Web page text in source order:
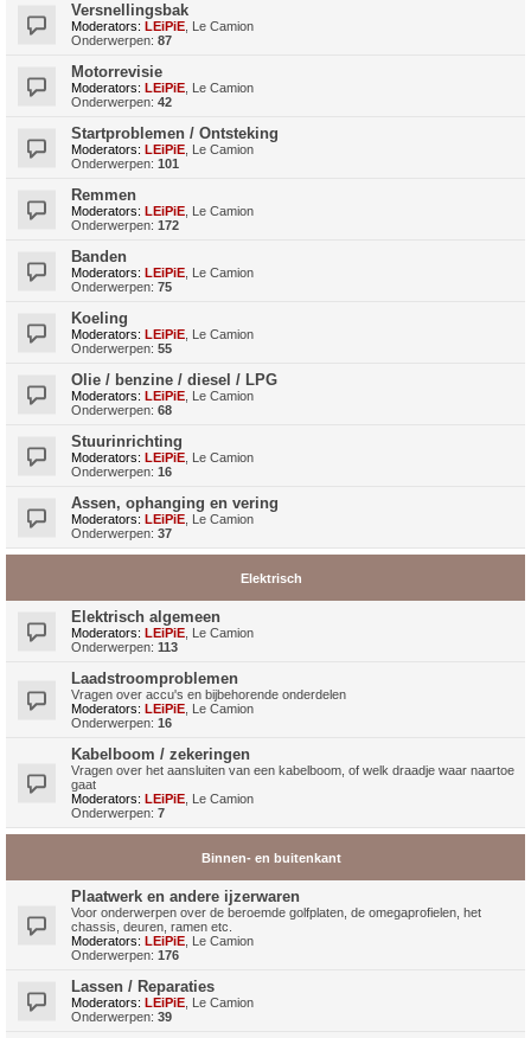
Versnellingsbak
Moderators: LEiPiE Le Camion
Onderwerpen: 87
Motorrevisie
Moderators: LEiPiE Le Camion
Onderwerpen: 42
Startproblemen / Ontsteking
Moderators: LEiPiE Le Camion
Onderwerpen: 101
Remmen
Moderators: LEiPiE Le Camion
Onderwerpen: 172
Banden
Moderators: LEiPiE Le Camion
Onderwerpen: 75
Koeling
Moderators: LEiPiE Le Camion
Onderwerpen: 55
Olie / benzine / diesel / LPG
Moderators: LEiPiE Le Camion
Onderwerpen: 68
Stuurinrichting
Moderators: LEiPiE Le Camion
Onderwerpen: 16
Assen, ophanging en vering
Moderators: LEiPiE Le Camion
Onderwerpen: 37
Elektrisch
Elektrisch algemeen
Moderators: LEiPiE Le Camion
Onderwerpen: 113
Laadstroomproblemen
Vragen over accu's en bijbehorende onderdelen
Moderators: LEiPiE Le Camion
Onderwerpen: 16
Kabelboom / zekeringen
Vragen over het aansluiten van een kabelboom, of welk draadje waar naartoe
gaat
Moderators: LEiPiE Le Camion
Onderwerpen: 7
Binnen- en buitenkant
Plaatwerk en andere ijzerwaren
Voor onderwerpen over de beroemde golfplaten, de omegaprofielen, het
chassis, deuren, ramen etc.
Moderators: LEiPiE Le Camion
Onderwerpen: 176
Lassen / Reparaties
Moderators: LEiPiE Le Camion
Onderwerpen: 39